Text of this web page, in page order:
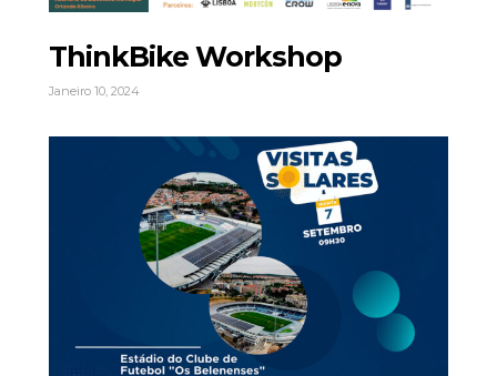
ThinkBike Workshop
Janeiro 10, 2024